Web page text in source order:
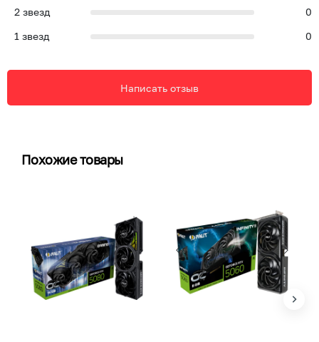
2 звезд
0
1 звезд 0
Написать отзыв
Похожие товары